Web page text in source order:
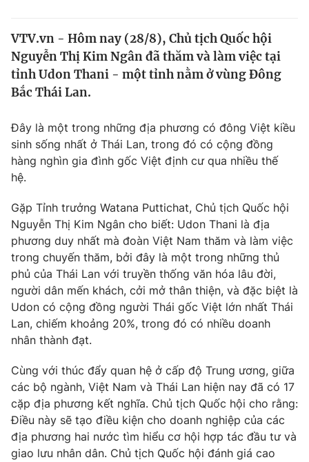
Thế giới
Tin tức
Câu chuyện quốc tế
Tài chính
Thị trường
Góc doanh nghiệp
Dữ liệu và đời sống
Truyền hình
Phim VTV
Hậu trường
Nhân vật
Khán giả
Giải sao mai
Giải trí
Điện ảnh
Âm nhạc
Sao
Đời sống
Du lịch
Làm đẹp
Chất lượng cuộc sống
Giáo dục
Tuyển sinh
Công nghệ
Hitech Công nghệ tương lai
Sản phẩm
Thị trường
Tư vấn
Giao lưu trực tuyến
Lịch phát sóng
VTV.vn - Hôm nay (28/8), Chủ tịch Quốc hội
Nguyễn Thị Kim Ngân đã thăm và làm việc tại
tỉnh Udon Thani - một tỉnh nằm ở vùng Đông
Bắc Thái Lan.
Đây là một trong những địa phương có đông Việt kiều
sinh sống nhất ở Thái Lan, trong đó có cộng đồng
hàng nghìn gia đình gốc Việt định cư qua nhiều thế
hệ.
Gặp Tỉnh trưởng Watana Puttichat, Chủ tịch Quốc hội
Nguyễn Thị Kim Ngân cho biết: Udon Thani là địa
phương duy nhất mà đoàn Việt Nam thăm và làm việc
trong chuyến thăm, bởi đây là một trong những thủ
phủ của Thái Lan với truyền thống văn hóa lâu đời,
người dân mến khách, cởi mở thân thiện, và đặc biệt là
Udon có cộng đồng người Thái gốc Việt lớn nhất Thái
Lan, chiếm khoảng 20%, trong đó có nhiều doanh
nhân thành đạt.
Cùng với thúc đẩy quan hệ ở cấp độ Trung ương, giữa
các bộ ngành, Việt Nam và Thái Lan hiện nay đã có 17
cặp địa phương kết nghĩa. Chủ tịch Quốc hội cho rằng:
Điều này sẽ tạo điều kiện cho doanh nghiệp của các
địa phương hai nước tìm hiểu cơ hội hợp tác đầu tư và
giao lưu nhân dân. Chủ tịch Quốc hội đánh giá cao